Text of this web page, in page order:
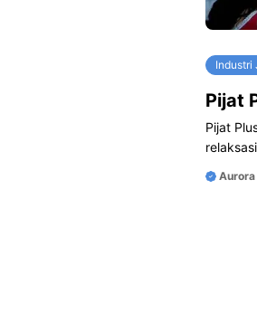
Industri
Pijat
Pijat
Aurora